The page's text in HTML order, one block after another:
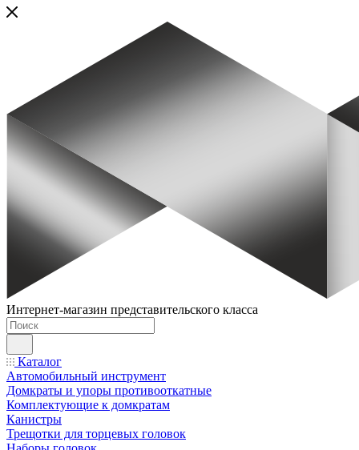
Интернет-магазин представительского класса
Каталог
Автомобильный инструмент
Домкраты и упоры противооткатные
Комплектующие к домкратам
Канистры
Трещотки для торцевых головок